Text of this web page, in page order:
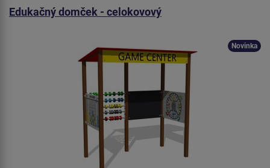
Edukačný domček - celokovový
Novinka